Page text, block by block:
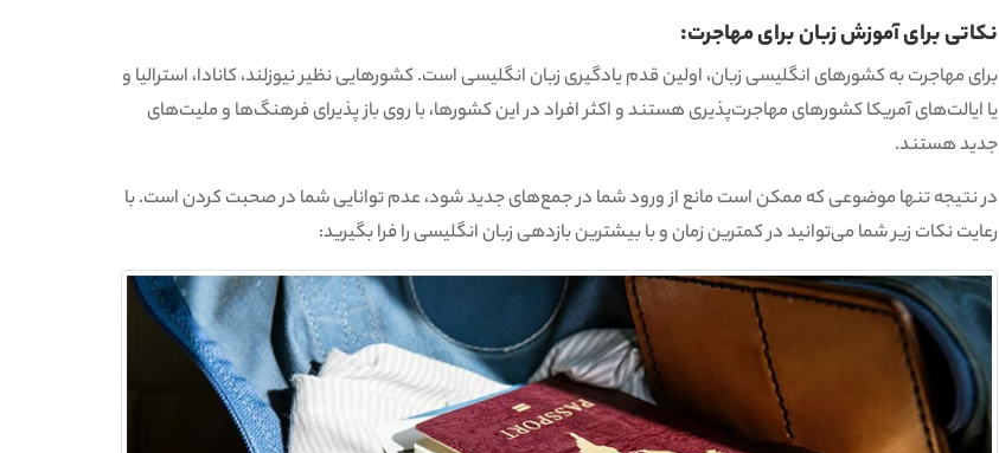
نکاتی برای آموزش زبان برای مهاجرت:
برای مهاجرت به کشورهای انگلیسی زبان، اولین قدم یادگیری زبان انگلیسی است. کشورهایی نظیر نیوزلند، کانادا، استرالیا و
یا ایالت‌های آمریکا کشورهای مهاجرت‌پذیری هستند و اکثر افراد در این کشورها، با روی باز پذیرای فرهنگ‌ها و ملیت‌های
جدید هستند.
در نتیجه تنها موضوعی که ممکن است مانع از ورود شما در جمع‌های جدید شود، عدم توانایی شما در صحبت کردن است. با
رعایت نکات زیر شما می‌توانید در کمترین زمان و با بیشترین بازدهی زبان انگلیسی را فرا بگیرید: